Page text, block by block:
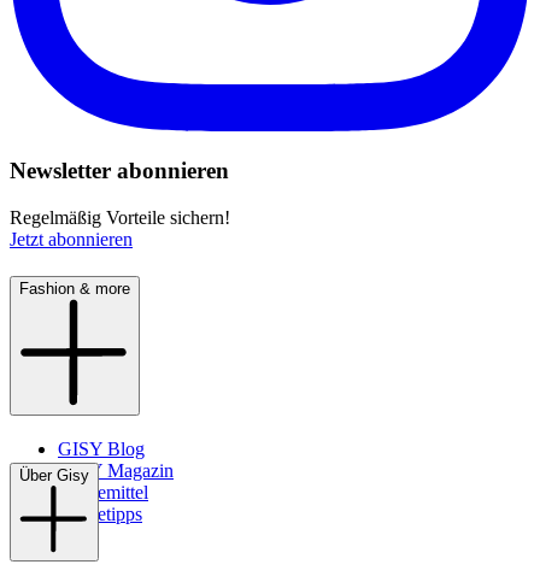
Newsletter abonnieren
Regelmäßig Vorteile sichern!
Jetzt abonnieren
Fashion & more
GISY Blog
GISY Magazin
Pflegemittel
Pflegetipps
Über Gisy